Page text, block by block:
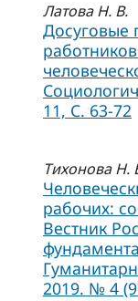
Латова Н. В.
Досуговые
11, C. 63-72
Тихонова Н.
рабочих:
Вестник
2019. № 4